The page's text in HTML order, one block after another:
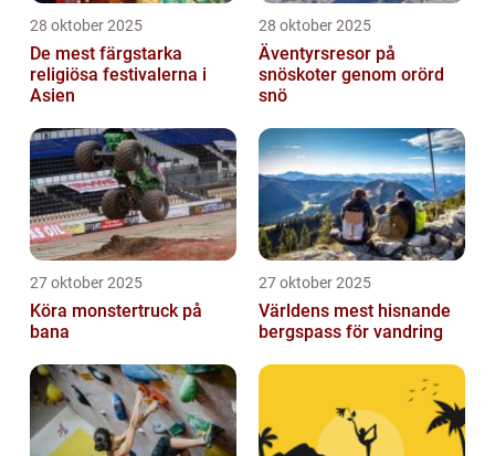
28 oktober 2025
De mest färgstarka
religiösa festivalerna i
Asien
28 oktober 2025
Äventyrsresor på
snöskoter genom orörd
snö
27 oktober 2025
Köra monstertruck på
bana
27 oktober 2025
Världens mest hisnande
bergspass för vandring